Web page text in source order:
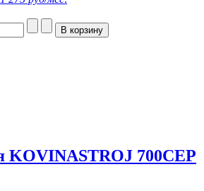
KOVINASTROJ 700СЕР